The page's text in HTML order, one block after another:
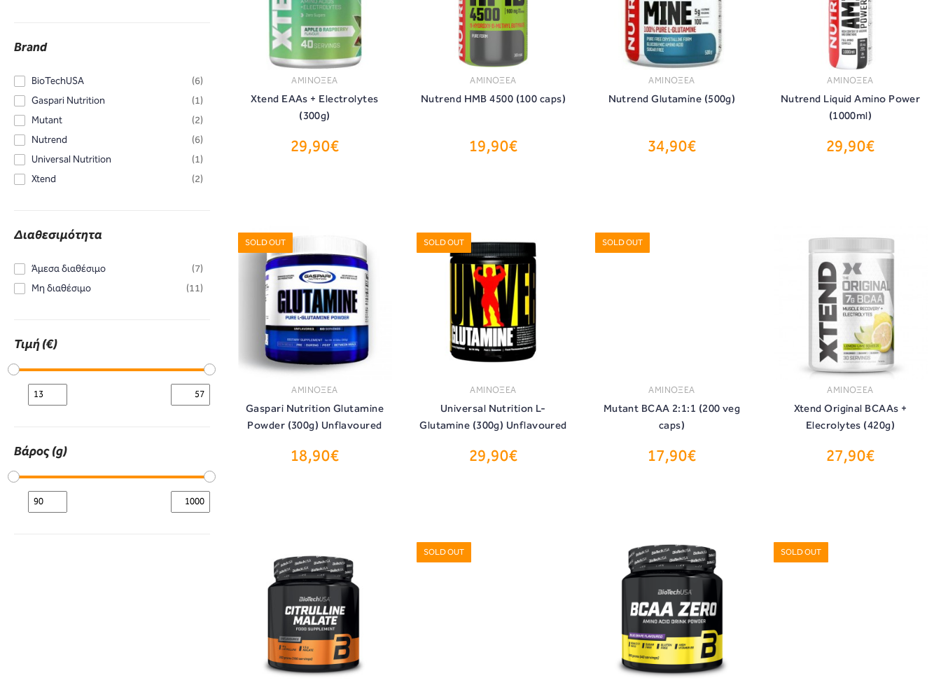
Brand
BioTechUSA
(6)
Gaspari Nutrition
(1)
Mutant
(2)
Nutrend
(6)
Universal Nutrition
(1)
Xtend
(2)
Διαθεσιμότητα
Άμεσα διαθέσιμο
(7)
Μη διαθέσιμο
(11)
Τιμή (€)
Βάρος (g)
ΑΜΙΝΟΞΕΑ
Xtend EAAs + Electrolytes
(300g)
29,90€
ΑΓΟΡΑ
ΑΜΙΝΟΞΕΑ
Nutrend HMB 4500 (100 caps)
19,90€
ΑΓΟΡΑ
ΑΜΙΝΟΞΕΑ
Nutrend Glutamine (500g)
34,90€
ΑΓΟΡΑ
ΑΜΙΝΟΞΕΑ
Nutrend Liquid Amino Power
(1000ml)
29,90€
ΑΓΟΡΑ
SOLD OUT
ΑΜΙΝΟΞΕΑ
Gaspari Nutrition Glutamine
Powder (300g) Unflavoured
18,90€
ΑΓΟΡΑ
SOLD OUT
ΑΜΙΝΟΞΕΑ
Universal Nutrition L-
Glutamine (300g) Unflavoured
29,90€
ΑΓΟΡΑ
SOLD OUT
ΑΜΙΝΟΞΕΑ
Mutant BCAA 2:1:1 (200 veg
caps)
17,90€
ΑΓΟΡΑ
ΑΜΙΝΟΞΕΑ
Xtend Original BCAAs +
Elecrolytes (420g)
27,90€
ΑΓΟΡΑ
SOLD OUT SOLD OUT